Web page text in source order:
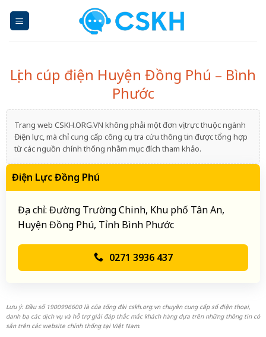
Lịch cúp điện Huyện Đồng Phú – Bình
Phước
Trang web CSKH.ORG.VN không phải một đơn vị trực thuộc ngành
Điện lực, mà chỉ cung cấp công cụ tra cứu thông tin được tổng hợp
từ các nguồn chính thống nhằm mục đích tham khảo.
Điện Lực Đồng Phú
Địa chỉ: Đường Trường Chinh, Khu phố Tân An,
Huyện Đồng Phú, Tỉnh Bình Phước
0271 3936 437
Lưu ý: Đầu số 1900996600 là của tổng đài cskh.org.vn chuyên cung cấp số điện thoại,
danh bạ các dịch vụ và hỗ trợ giải đáp thắc mắc khách hàng dựa trên những thông tin có
sẵn trên các website chính thống tại Việt Nam.